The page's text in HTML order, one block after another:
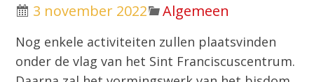
3 november 2022 Algemeen
Nog enkele activiteiten zullen plaatsvinden
onder de vlag van het Sint Franciscuscentrum.